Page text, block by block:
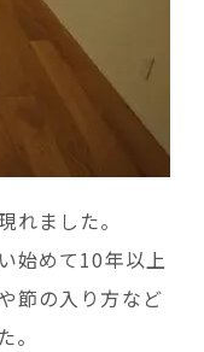
れました。
始めて10年以上
節の入り方など